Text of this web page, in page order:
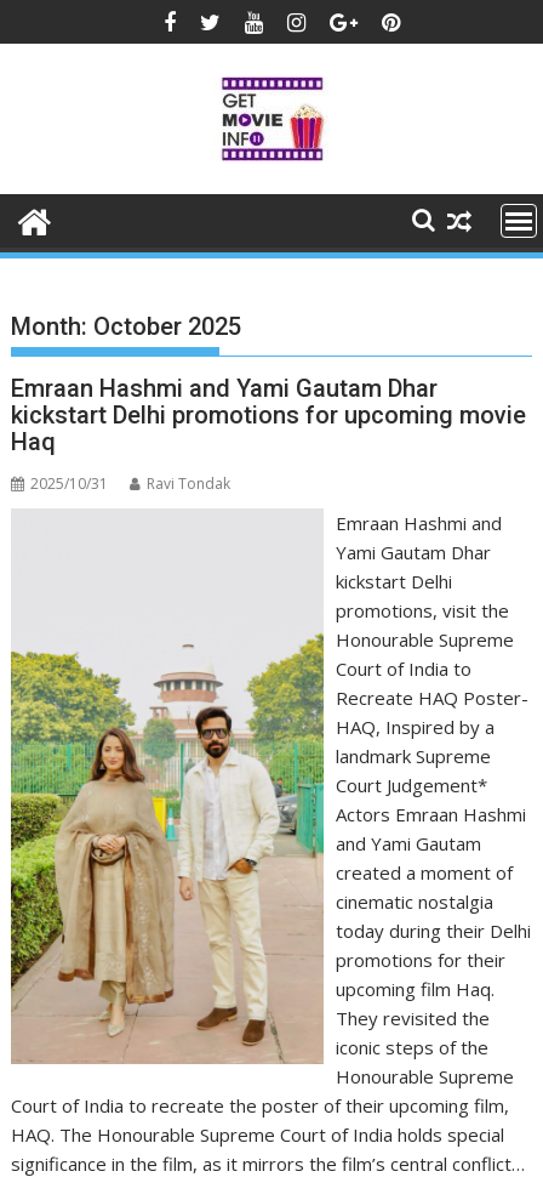
to
Month: October 2025
Emraan Hashmi and Yami Gautam Dhar
kickstart Delhi promotions for upcoming movie
Haq
2025/10/31 Ravi Tondak
Emraan Hashmi and
Yami Gautam Dhar
kickstart Delhi
promotions, visit the
Honourable Supreme
Court of India to
Recreate HAQ Poster-
HAQ, Inspired by a
landmark Supreme
Court Judgement*
Actors Emraan Hashmi
and Yami Gautam
created a moment of
cinematic nostalgia
today during their Delhi
promotions for their
upcoming film Haq.
They revisited the
iconic steps of the
Honourable Supreme
Court of India to recreate the poster of their upcoming film,
HAQ. The Honourable Supreme Court of India holds special
significance in the film, as it mirrors the film’s central conflict…